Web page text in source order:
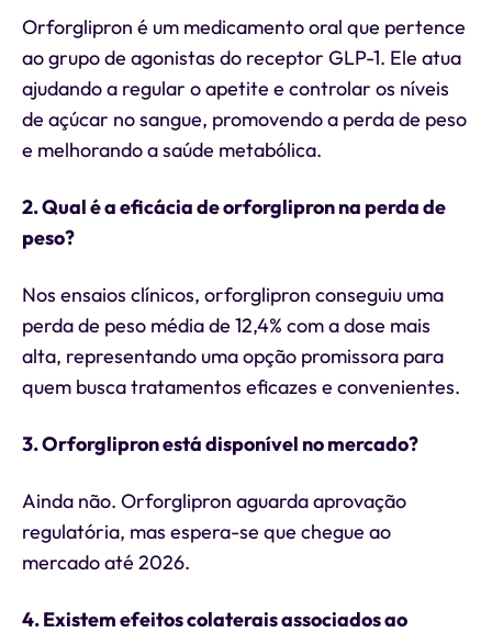
Orforglipron é um medicamento oral que pertence
ao grupo de agonistas do receptor GLP-1. Ele atua
ajudando a regular o apetite e controlar os níveis
de açúcar no sangue, promovendo a perda de peso
e melhorando a saúde metabólica.
2. Qual é a eficácia de orforglipron na perda de
peso?
Nos ensaios clínicos, orforglipron conseguiu uma
perda de peso média de 12,4% com a dose mais
alta, representando uma opção promissora para
quem busca tratamentos eficazes e convenientes.
3. Orforglipron está disponível no mercado?
Ainda não. Orforglipron aguarda aprovação
regulatória, mas espera-se que chegue ao
mercado até 2026.
4. Existem efeitos colaterais associados ao